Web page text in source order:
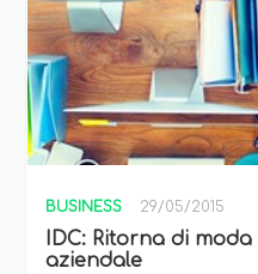
BUSINESS 29/05/2015
IDC: Ritorna di
aziendale